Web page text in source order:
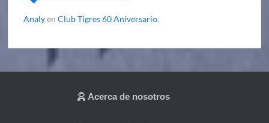
AnalyenClub Tigres 60 Aniversario.
Acerca de nosotros